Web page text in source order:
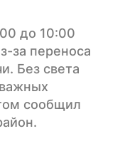
до 10:00
за переноса
Без света
сообщил